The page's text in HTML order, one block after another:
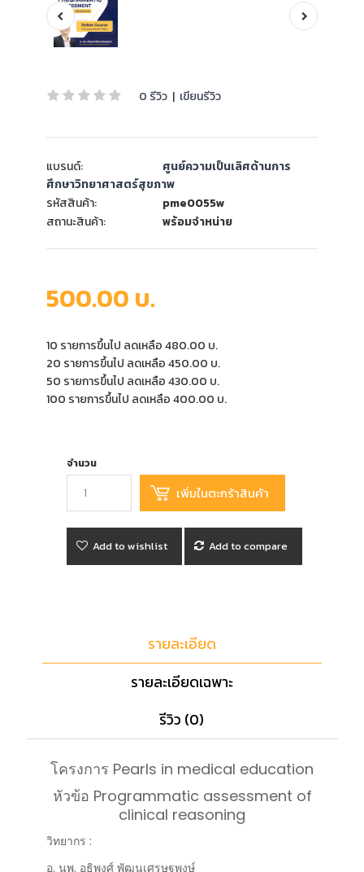
0 รีวิว | เขียนรีวิว
แบรนด์:
ศูนย์ความเป็นเลิศด้านการ
ศึกษาวิทยาศาสตร์สุขภาพ
รหัสสินค้า:
pme0055w
สถานะสินค้า:
พร้อมจำหน่าย
500.00 บ.
10 รายการขึ้นไป ลดเหลือ 480.00 บ.
20 รายการขึ้นไป ลดเหลือ 450.00 บ.
50 รายการขึ้นไป ลดเหลือ 430.00 บ.
100 รายการขึ้นไป ลดเหลือ 400.00 บ.
จำนวน
Add to wishlist Add to compare
รายละเอียด
รายละเอียดเฉพาะ
รีวิว (0)
โครงการ Pearls in medical education
หัวข้อ Programmatic assessment of
clinical reasoning
วิทยากร :
อ. นพ. อธิพงศ์ พัฒนเศรษฐพงษ์